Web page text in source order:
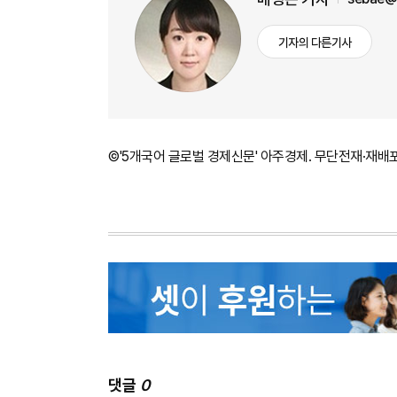
기자의 다른기사
©'5개국어 글로벌 경제신문' 아주경제. 무단전재·재배
댓글 0